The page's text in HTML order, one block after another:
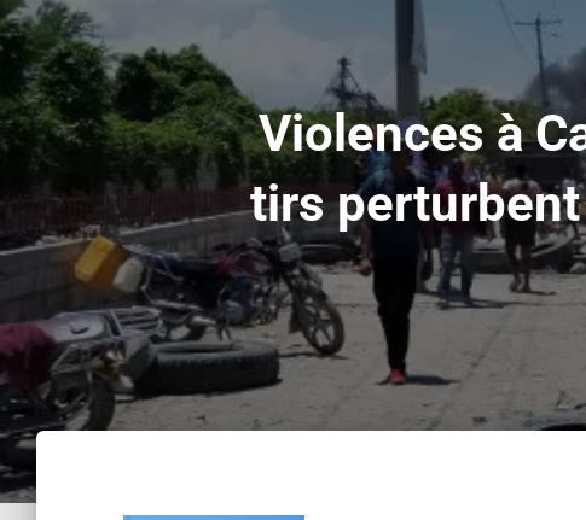
Violences à
tirs